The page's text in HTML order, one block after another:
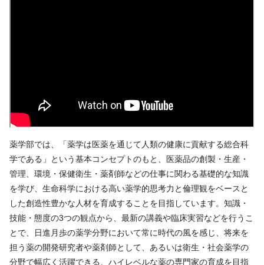
薬学部では、「薬学は医薬を通じて人類の健康に貢献する総合科
学である」という基本コンセプトのもと、医薬品の創製・生産・
管理、環境・保健衛生・薬剤師などの仕事に関わる基礎的な知識
を学び、生命科学における高い薬学的思考力と倫理観をベースと
した創造性豊かな人材を育成することを目指しています。知識・
技能・態度の3つの観点から、最新の講義や臨床実習などを行うこ
とで、日進月歩の薬学分野において常に時代の風を感じ、将来を
担う薬の開発研究者や薬剤師として、あるいは衛生・社会薬学の
分野で幅広く活躍できる、ハイレベルな薬の専門家の育成を目指